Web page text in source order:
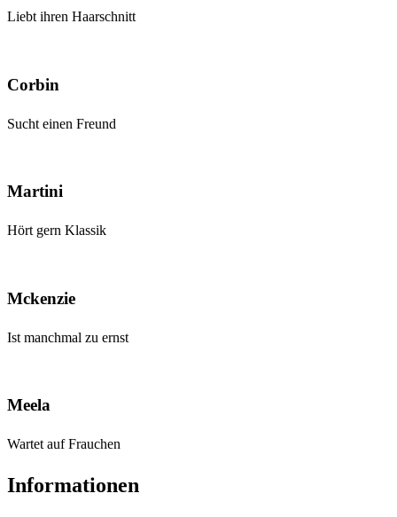
Liebt ihren Haarschnitt
Corbin
Sucht einen Freund
Martini
Hört gern Klassik
Mckenzie
Ist manchmal zu ernst
Meela
Wartet auf Frauchen
Informationen